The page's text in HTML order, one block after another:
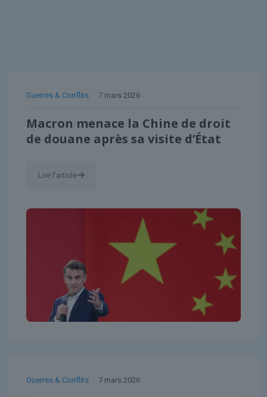
Guerres & Conflits 7 mars 2026
Macron menace la Chine de droit
de douane après sa visite d’État
Lire l'article
Guerres & Conflits 7 mars 2026